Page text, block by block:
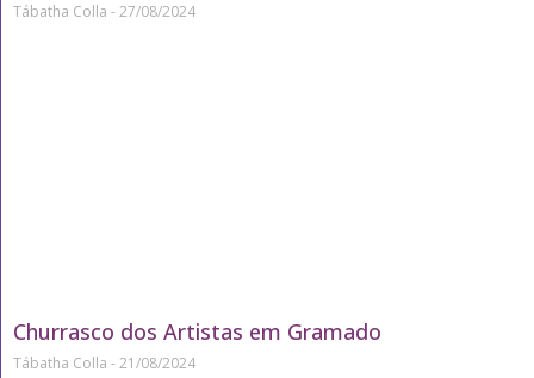
Tábatha Colla 27/08/2024
Churrasco dos Artistas em Gramado
Tábatha Colla 21/08/2024